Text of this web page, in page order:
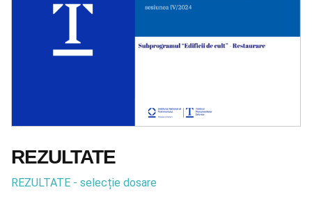
REZULTATE
REZULTATE - selecție dosare